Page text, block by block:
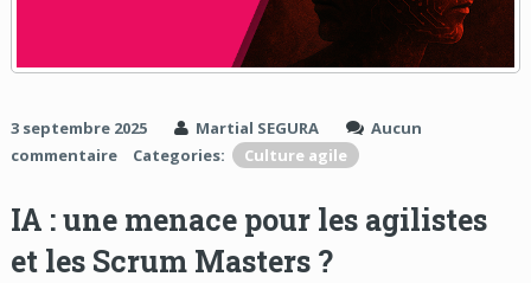
3 septembre 2025 Martial SEGURA
Aucun
commentaire
Categories: Culture agile
IA : une menace pour les agilistes
et les Scrum Masters ?